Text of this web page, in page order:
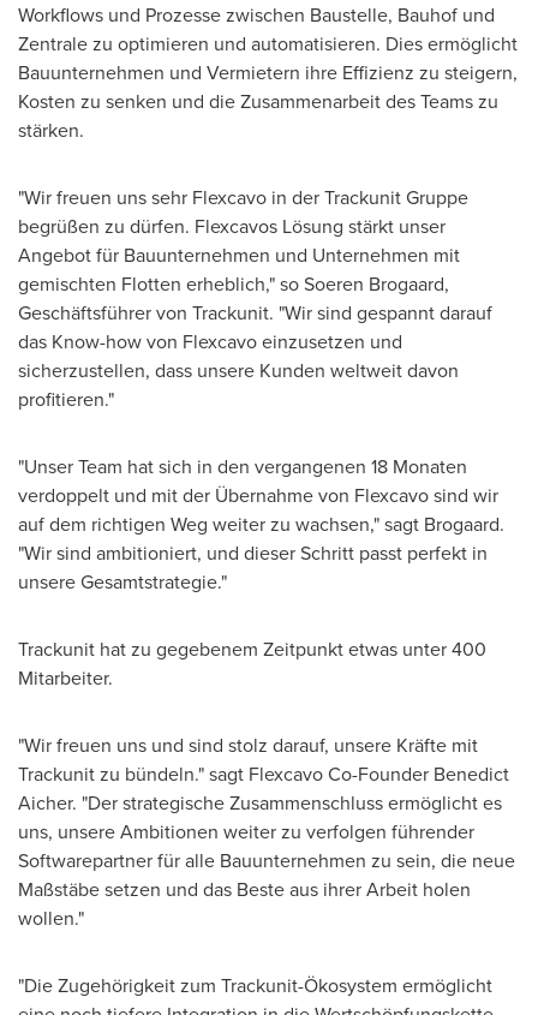
Workflows und Prozesse zwischen Baustelle, Bauhof und
Zentrale zu optimieren und automatisieren. Dies ermöglicht
Bauunternehmen und Vermietern ihre Effizienz zu steigern,
Kosten zu senken und die Zusammenarbeit des Teams zu
stärken.
"Wir freuen uns sehr Flexcavo in der Trackunit Gruppe
begrüßen zu dürfen. Flexcavos Lösung stärkt unser
Angebot für Bauunternehmen und Unternehmen mit
gemischten Flotten erheblich," soSoeren Brogaard,
Geschäftsführer von Trackunit. "Wir sind gespannt darauf
das Know-how von Flexcavo einzusetzen und
sicherzustellen, dass unsere Kunden weltweit davon
profitieren."
"Unser Team hat sich in den vergangenen 18 Monaten
verdoppelt und mit der Übernahme von Flexcavo sind wir
auf dem richtigen Weg weiter zu wachsen," sagt Brogaard.
"Wir sind ambitioniert, und dieser Schritt passt perfekt in
unsere Gesamtstrategie."
Trackunit hat zu gegebenem Zeitpunkt etwas unter 400
Mitarbeiter.
"Wir freuen uns und sind stolz darauf, unsere Kräfte mit
Trackunit zu bündeln." sagt Flexcavo Co-Founder Benedict
Aicher. "Der strategische Zusammenschluss ermöglicht es
uns, unsere Ambitionen weiter zu verfolgen führender
Softwarepartner für alle Bauunternehmen zu sein, die neue
Maßstäbe setzen und das Beste aus ihrer Arbeit holen
wollen."
"Die Zugehörigkeit zum Trackunit-Ökosystem ermöglicht